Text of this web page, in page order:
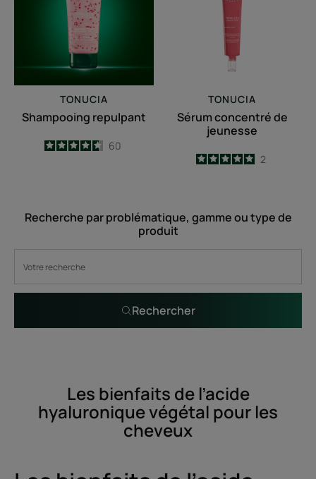
TONUCIA
Shampooing repulpant
4.6
/5
60
jeunesse
TONUCIA
Sérum concentré de
jeunesse
5
/5
2
Recherche par problématique, gamme ou type de
produit
Rechercher
Les bienfaits de l’acide
hyaluronique végétal pour les
cheveux